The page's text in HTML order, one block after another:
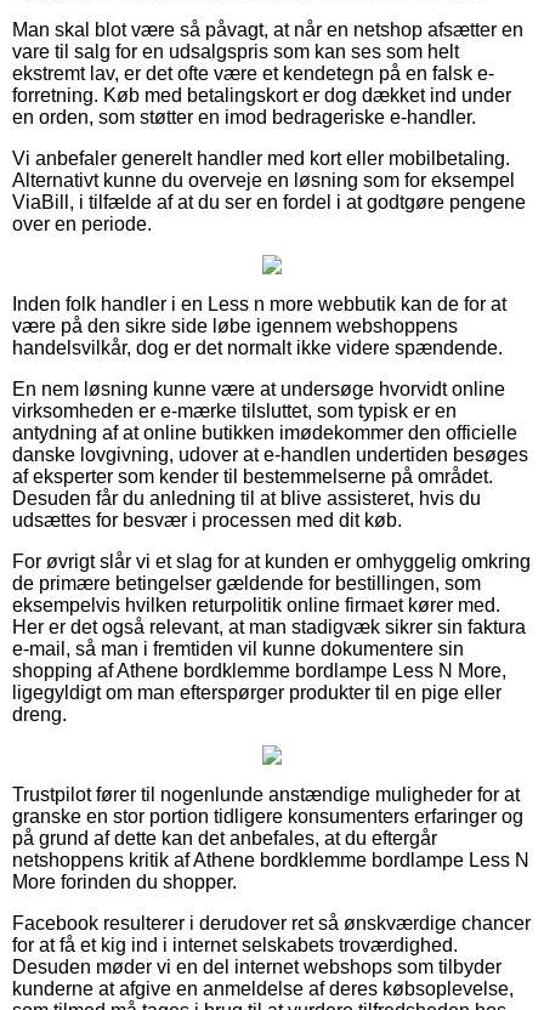
Man skal blot være så påvagt, at når en netshop afsætter en
vare til salg for en udsalgspris som kan ses som helt
ekstremt lav, er det ofte være et kendetegn på en falsk e-
forretning. Køb med betalingskort er dog dækket ind under
en orden, som støtter en imod bedrageriske e-handler.
Vi anbefaler generelt handler med kort eller mobilbetaling.
Alternativt kunne du overveje en løsning som for eksempel
ViaBill, i tilfælde af at du ser en fordel i at godtgøre pengene
over en periode.
Inden folk handler i en Less n more webbutik kan de for at
være på den sikre side løbe igennem webshoppens
handelsvilkår, dog er det normalt ikke videre spændende.
En nem løsning kunne være at undersøge hvorvidt online
virksomheden er e-mærke tilsluttet, som typisk er en
antydning af at online butikken imødekommer den officielle
danske lovgivning, udover at e-handlen undertiden besøges
af eksperter som kender til bestemmelserne på området.
Desuden får du anledning til at blive assisteret, hvis du
udsættes for besvær i processen med dit køb.
For øvrigt slår vi et slag for at kunden er omhyggelig omkring
de primære betingelser gældende for bestillingen, som
eksempelvis hvilken returpolitik online firmaet kører med.
Her er det også relevant, at man stadigvæk sikrer sin faktura
e-mail, så man i fremtiden vil kunne dokumentere sin
shopping af Athene bordklemme bordlampe Less N More,
ligegyldigt om man efterspørger produkter til en pige eller
dreng.
Trustpilot fører til nogenlunde anstændige muligheder for at
granske en stor portion tidligere konsumenters erfaringer og
på grund af dette kan det anbefales, at du eftergår
netshoppens kritik af Athene bordklemme bordlampe Less N
More forinden du shopper.
Facebook resulterer i derudover ret så ønskværdige chancer
for at få et kig ind i internet selskabets troværdighed.
Desuden møder vi en del internet webshops som tilbyder
kunderne at afgive en anmeldelse af deres købsoplevelse,